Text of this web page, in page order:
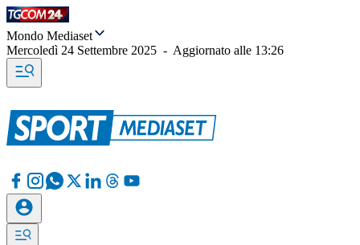
Mondo Mediaset
Mercoledì 24 Settembre 2025 - Aggiornato alle 13:26